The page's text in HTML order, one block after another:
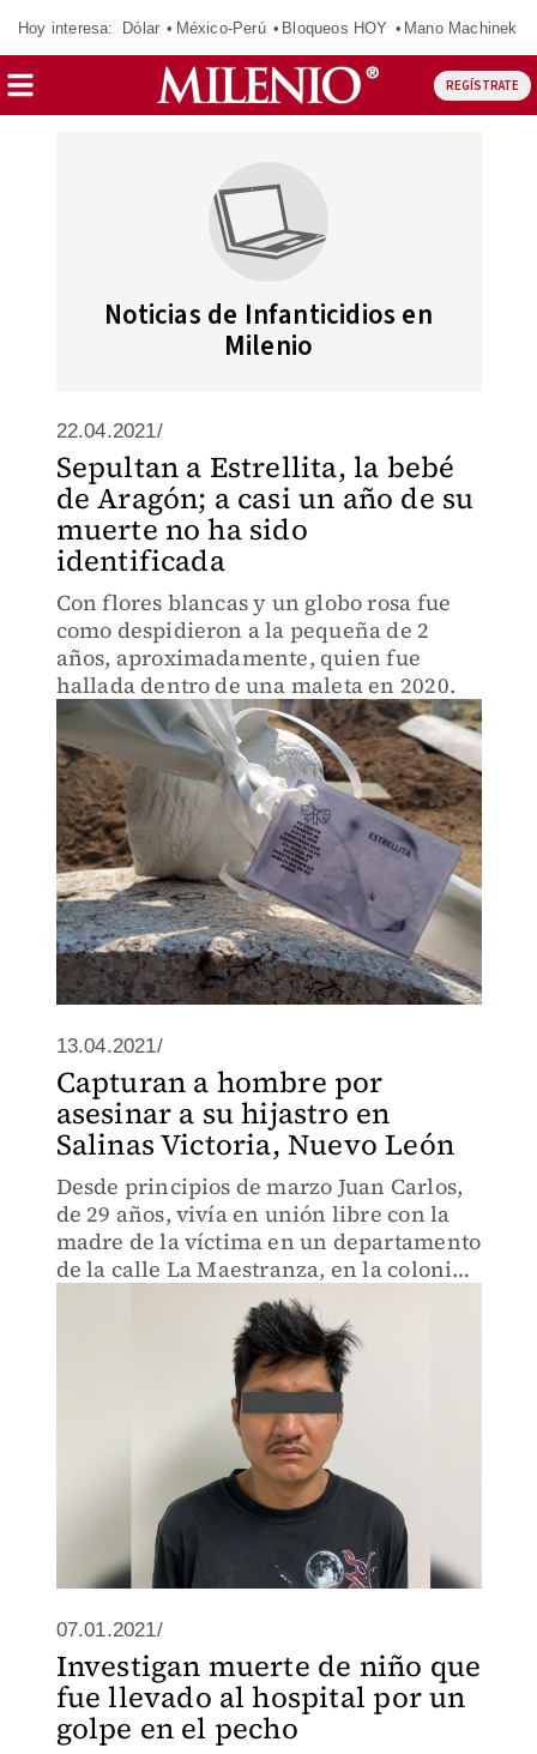
Hoy interesa: Dólar México-Perú Bloqueos HOY Mano Machinek
REGÍSTRATE
Noticias de Infanticidios en
Milenio
22.04.2021/
Sepultan a Estrellita, la bebé
de Aragón; a casi un año de su
muerte no ha sido
identificada
Con flores blancas y un globo rosa fue
como despidieron a la pequeña de 2
años, aproximadamente, quien fue
hallada dentro de una maleta en 2020.
13.04.2021/
Capturan a hombre por
asesinar a su hijastro en
Salinas Victoria, Nuevo León
Desde principios de marzo Juan Carlos,
de 29 años, vivía en unión libre con la
madre de la víctima en un departamento
de la calle La Maestranza, en la colonia
07.01.2021/
Investigan muerte de niño que
fue llevado al hospital por un
golpe en el pecho